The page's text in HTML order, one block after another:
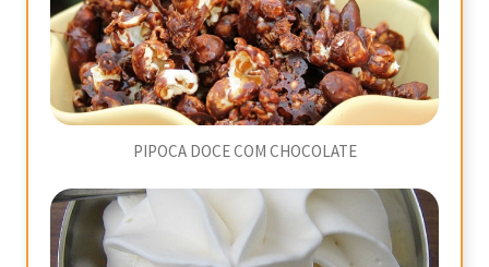
PIPOCA DOCE COM CHOCOLATE